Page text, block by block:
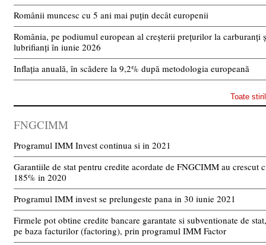
Românii muncesc cu 5 ani mai puțin decât europenii
România, pe podiumul european al creșterii prețurilor la carburanți
lubrifianți în iunie 2026
Inflația anuală, în scădere la 9,2% după metodologia europeană
Toate
FNGCIMM
Programul IMM Invest continua si in 2021
Garantiile de stat pentru credite acordate de FNGCIMM au crescut
185% in 2020
Programul IMM invest se prelungeste pana in 30 iunie 2021
Firmele pot obtine credite bancare garantate si subventionate de stat,
pe baza facturilor (factoring), prin programul IMM Factor